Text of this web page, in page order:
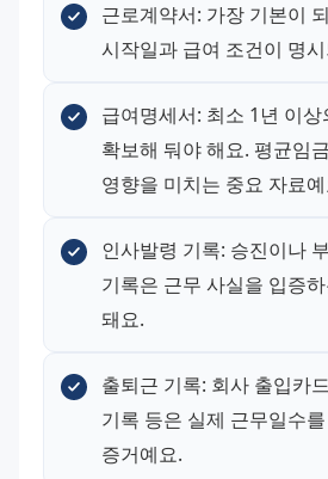
근로계약서: 가장 기본이
시작일과 급여 조건이 명
급여명세서: 최소 1년 이
확보해 둬야 해요. 평균임
영향을 미치는 중요 자료
인사발령 기록: 승진이나
기록은 근무 사실을 입증
돼요.
출퇴근 기록: 회사 출입카
기록 등은 실제 근무일수
증거예요.